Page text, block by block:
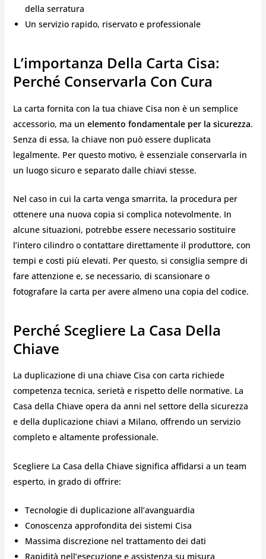
della serratura
Un servizio rapido, riservato e professionale
L’importanza Della Carta Cisa:
Perché Conservarla Con Cura
La carta fornita con la tua chiave Cisa non è un semplice
accessorio, ma un elemento fondamentale per la sicurezza.
Senza di essa, la chiave non può essere duplicata
legalmente. Per questo motivo, è essenziale conservarla in
un luogo sicuro e separato dalle chiavi stesse.
Nel caso in cui la carta venga smarrita, la procedura per
ottenere una nuova copia si complica notevolmente. In
alcune situazioni, potrebbe essere necessario sostituire
l’intero cilindro o contattare direttamente il produttore, con
tempi e costi più elevati. Per questo, si consiglia sempre di
fare attenzione e, se necessario, di scansionare o
fotografare la carta per avere almeno una copia del codice.
Perché Scegliere La Casa Della
Chiave
La duplicazione di una chiave Cisa con carta richiede
competenza tecnica, serietà e rispetto delle normative. La
Casa della Chiave opera da anni nel settore della sicurezza
e della duplicazione chiavi a Milano, offrendo un servizio
completo e altamente professionale.
Scegliere La Casa della Chiave significa affidarsi a un team
esperto, in grado di offrire:
Tecnologie di duplicazione all’avanguardia
Conoscenza approfondita dei sistemi Cisa
Massima discrezione nel trattamento dei dati
Rapidità nell’esecuzione e assistenza su misura